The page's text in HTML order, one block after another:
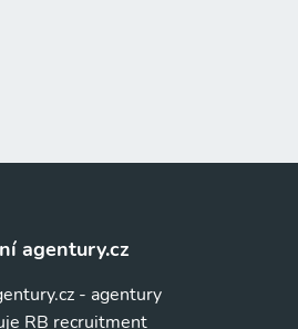
agentury.cz
- agentury
RB recruitment